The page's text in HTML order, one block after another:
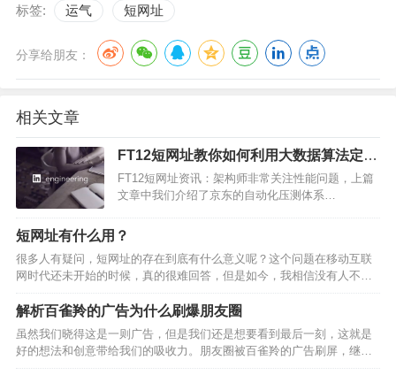
标签: 运气 短网址
分享给朋友：
相关文章
FT12短网址教你如何利用大数据算法定位
网站性能瓶颈(BOSS)
FT12短网址资讯：架构师非常关注性能问题，上篇
文章中我们介绍了京东的自动化压测体系
绍如何通过大数据算法来分析调用数据，自动定位
性能瓶颈。本文由高可用架构翻译。背景我们 FT…
短网址有什么用？
很多人有疑问，短网址的存在到底有什么意义呢？这个问题在移动互联
网时代还未开始的时候，真的很难回答，但是如今，我相信没有人不知
道短网址存在的重要性了。因为很多很多人都在日常生活中能见到短链
接。据不完全统计，目前移动流量已经远远超越了PC流量，…
解析百雀羚的广告为什么刷爆朋友圈
虽然我们晓得这是一则广告，但是我们还是想要看到最后一刻，这就是
好的想法和创意带给我们的吸收力。朋友圈被百雀羚的广告刷屏，继宝
马的H5广告之后，这家降生于1931年的企业再次用一种十分新奇的方式